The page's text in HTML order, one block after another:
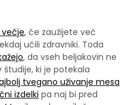
, če zaužijete več
učili zdravniki. Toda
, da vseh beljakovin ne
študije, ki je potekala
tvegano uživanje mesa
izdelki pa naj bi pred